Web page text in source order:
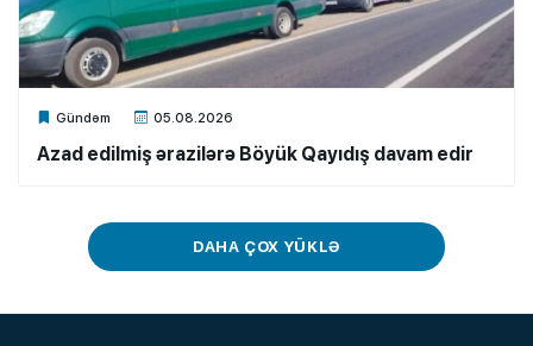
Gündəm 05.08.2026
Xalq.Online
Azad edilmiş ərazilərə Böyük Qayıdış davam edir
DAHA ÇOX YÜKLƏ